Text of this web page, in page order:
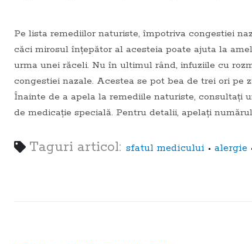
Pe lista remediilor naturiste, împotriva congestiei
căci mirosul înţepător al acesteia poate ajuta la
urma unei răceli. Nu în ultimul rând, infuziile cu
congestiei nazale. Acestea se pot bea de trei ori
Înainte de a apela la remediile naturiste, consultaţi
de medicaţie specială. Pentru detalii, apelaţi
Taguri articol: sfatul medicului • alergie